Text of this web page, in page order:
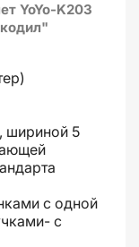
YoYo-K203
шириной 5
с одной
с